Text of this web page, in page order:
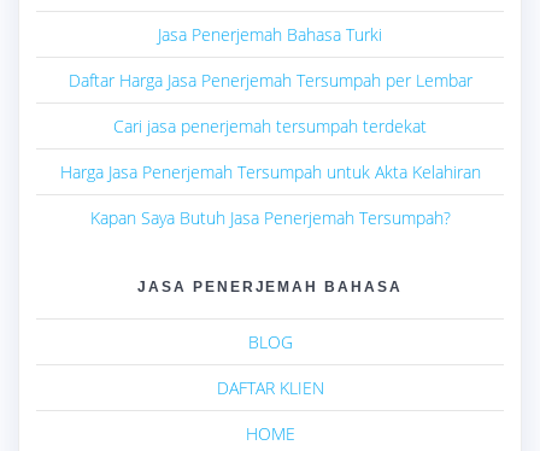
Jasa Penerjemah Bahasa Turki
Daftar Harga Jasa Penerjemah Tersumpah per Lembar
Cari jasa penerjemah tersumpah terdekat
Harga Jasa Penerjemah Tersumpah untuk Akta Kelahiran
Kapan Saya Butuh Jasa Penerjemah Tersumpah?
JASA PENERJEMAH BAHASA
BLOG
DAFTAR KLIEN
HOME